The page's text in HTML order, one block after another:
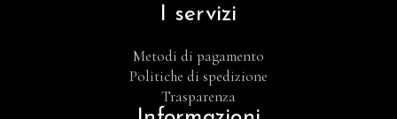
I servizi
Metodi di pagamento
Politiche di spedizione
Trasparenza